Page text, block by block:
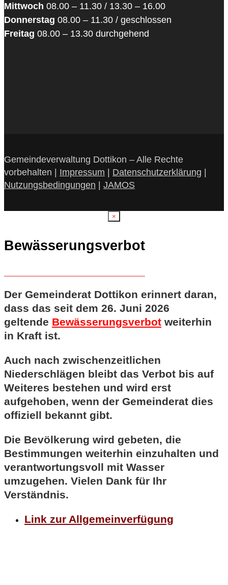
Mittwoch 08.00 – 11.30 / 13.30 – 16.00
Donnerstag 08.00 – 11.30 / geschlossen
Freitag 08.00 – 13.30 durchgehend
Gemeindeverwaltung Dottikon – Alle Rechte
vorbehalten | Impressum | Datenschutzerklärung |
Nutzungsbedingungen | JAMOS
×
Bewässerungsverbot
Der Gemeinderat Dottikon erinnert daran,
dass das seit dem 26. Juni 2026
geltende Bewässerungsverbot weiterhin
in Kraft ist.
Auch nach zwischenzeitlichen
Niederschlägen bleibt das Verbot bis auf
Weiteres bestehen und wird erst
aufgehoben, wenn der Gemeinderat dies
offiziell bekannt gibt.
Die Bevölkerung wird gebeten, die
Bestimmungen weiterhin einzuhalten und
verantwortungsvoll mit Wasser
umzugehen. Vielen Dank für Ihr
Verständnis.
Link zur Allgemeinverfügung